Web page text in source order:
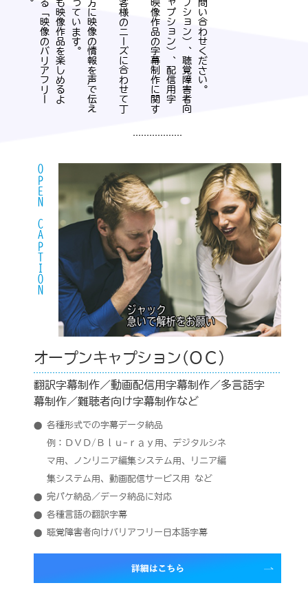
OPEN CAPTION
オープンキャプション(ＯＣ)
翻訳字幕制作／動画配信用字幕制作／多言語字
幕制作／難聴者向け字幕制作など
各種形式での字幕データ納品
例：ＤＶＤ/Ｂｌｕ-ｒａｙ用、デジタルシネ
マ用、ノンリニア編集システム用、リニア編
集システム用、動画配信サービス用 など
完パケ納品／データ納品に対応
各種言語の翻訳字幕
聴覚障害者向けバリアフリー日本語字幕